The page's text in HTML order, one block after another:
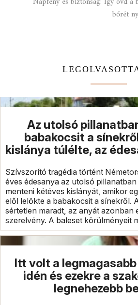
bőrét
Az utolsó
babakocsit a
kislánya túlélte, az
Szívszorító tragédia történt
éves édesanya az utolsó
menteni kétéves kislányát, amikor
elől lelökte a babakocsit a sínekről.
sértetlen maradt, az anyát azonban
szerelvény. A baleset körülményeit
Itt volt a
idén és ezekre a
legnehezebb